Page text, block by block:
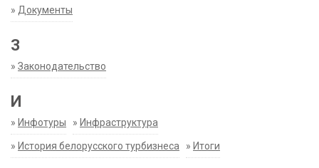
» Документы
З
» Законодательство
И
» Инфотуры » Инфраструктура
» История белорусского турбизнеса » Итоги